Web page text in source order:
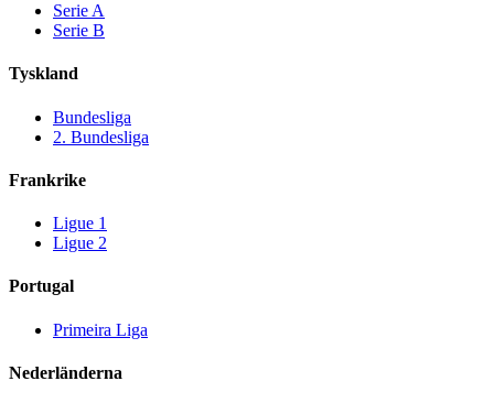
Serie A
Serie B
Tyskland
Bundesliga
2. Bundesliga
Frankrike
Ligue 1
Ligue 2
Portugal
Primeira Liga
Nederländerna